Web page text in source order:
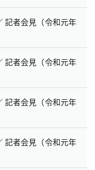
記者会見（令和元年
記者会見（令和元年
記者会見（令和元年
記者会見（令和元年